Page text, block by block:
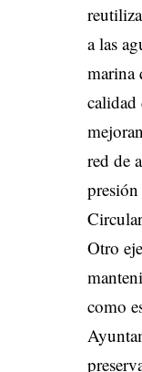
a las
marina
calidad
red de
Otro
como